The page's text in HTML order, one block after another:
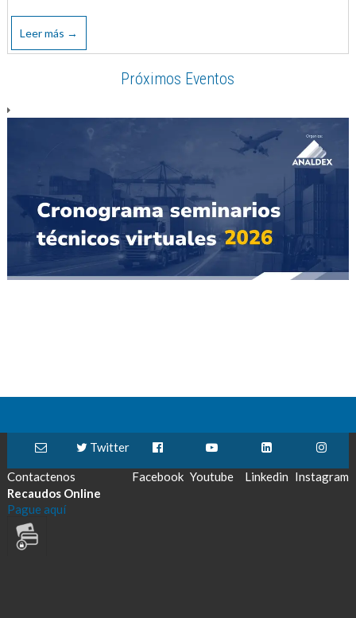
Leer más →
Próximos Eventos
Contactenos
Twitter
Facebook Youtube Linkedin Instagram
Recaudos Online
Pague aquí